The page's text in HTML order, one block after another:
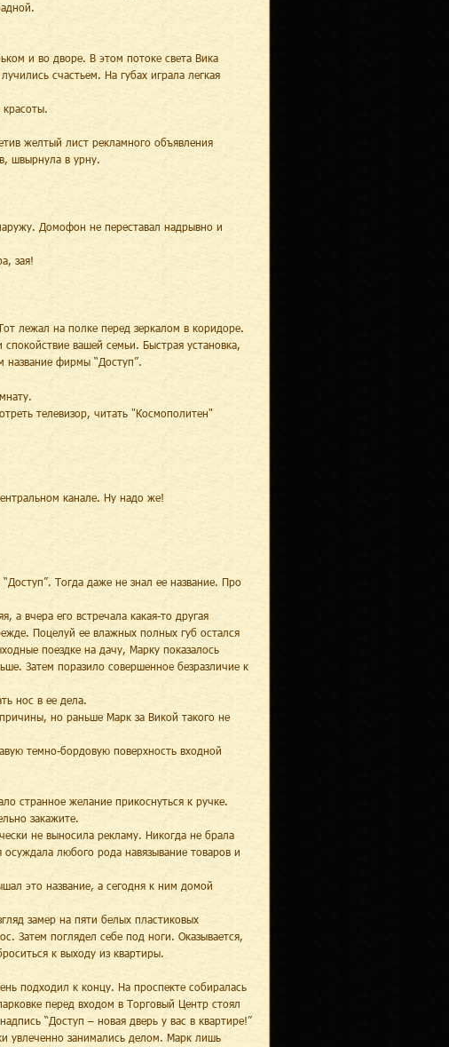
и во дворе. В этом потоке света Вика
счастьем. На губах играла легкая
желтый лист рекламного объявления
швырнула в урну.
Домофон не переставал надрывно и
зая!
лежал на полке перед зеркалом в коридоре.
вашей семьи. Быстрая установка,
название фирмы “Доступ”.
телевизор, читать "Космополитен"
канале. Ну надо же!
Тогда даже не знал ее название. Про
а вчера его встречала какая-то другая
Поцелуй ее влажных полных губ остался
поездке на дачу, Марку показалось
Затем поразило совершенное безразличие к
нос в ее дела.
но раньше Марк за Викой такого не
темно-бордовую поверхность входной
странное желание прикоснуться к ручке.
закажите.
не выносила рекламу. Никогда не брала
любого рода навязывание товаров и
это название, а сегодня к ним домой
замер на пяти белых пластиковых
Затем поглядел себе под ноги. Оказывается,
к выходу из квартиры.
подходил к концу. На проспекте собиралась
перед входом в Торговый Центр стоял
“Доступ – новая дверь у вас в квартире!”
увлеченно занимались делом. Марк лишь